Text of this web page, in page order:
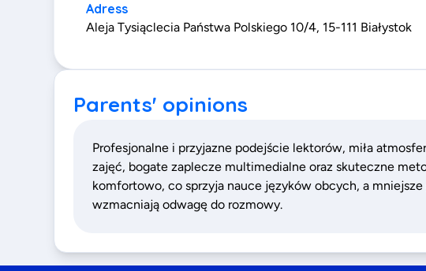
Adress
Aleja Tysiąclecia Państwa Polskiego 10/4, 15-111 Białystok
Parents' opinions
Profesjonalne i przyjazne podejście lektorów, miła
zajęć, bogate zaplecze multimedialne oraz skuteczne
komfortowo, co sprzyja nauce języków obcych, a
wzmacniają odwagę do rozmowy.